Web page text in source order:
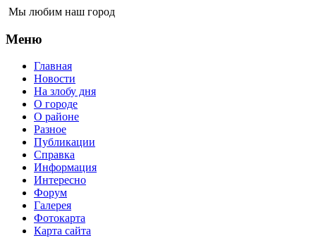
Мы любим наш город
Меню
Главная
Новости
На злобу дня
О городе
О районе
Разное
Публикации
Справка
Информация
Интересно
Форум
Галерея
Фотокарта
Карта сайта